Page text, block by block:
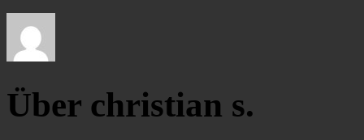
Über christian s.